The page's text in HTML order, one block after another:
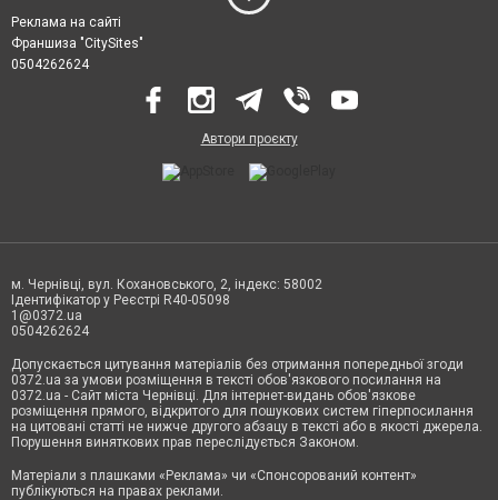
Реклама на сайті
Франшиза "CitySites"
0504262624
Автори проєкту
м. Чернівці, вул. Кохановського, 2, індекс: 58002
Ідентифікатор у Реєстрі R40-05098
1@0372.ua
0504262624
Допускається цитування матеріалів без отримання попередньої згоди
0372.ua за умови розміщення в тексті обов'язкового посилання на
0372.ua - Сайт міста Чернівці. Для інтернет-видань обов'язкове
розміщення прямого, відкритого для пошукових систем гіперпосилання
на цитовані статті не нижче другого абзацу в тексті або в якості джерела.
Порушення виняткових прав переслідується Законом.
Матеріали з плашками «Реклама» чи «Спонсорований контент»
публікуються на правах реклами.